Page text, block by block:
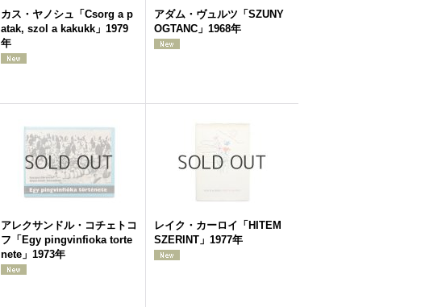
カス・ヤノシュ「Csorg a p
atak, szol a kakukk」1979
年
アダム・ヴュルツ「SZUNY
OGTANC」1968年
アレクサンドル・コチェトコ
フ「Egy pingvinfioka torte
nete」1973年
レイク・カーロイ「HITEM
SZERINT」1977年